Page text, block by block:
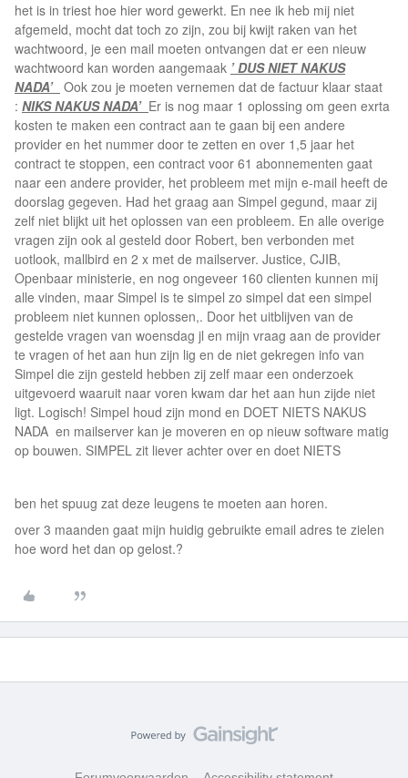
het is in triest hoe hier word gewerkt. En nee ik heb mij niet
afgemeld, mocht dat toch zo zijn, zou bij kwijt raken van het
wachtwoord, je een mail moeten ontvangen dat er een nieuw
wachtwoord kan worden aangemaak ’ DUS NIET NAKUS
NADA’ Ook zou je moeten vernemen dat de factuur klaar staat
: NIKS NAKUS NADA’ Er is nog maar 1 oplossing om geen exrta
kosten te maken een contract aan te gaan bij een andere
provider en het nummer door te zetten en over 1,5 jaar het
contract te stoppen, een contract voor 61 abonnementen gaat
naar een andere provider, het probleem met mijn e-mail heeft de
doorslag gegeven. Had het graag aan Simpel gegund, maar zij
zelf niet blijkt uit het oplossen van een probleem. En alle overige
vragen zijn ook al gesteld door Robert, ben verbonden met
uotlook, mallbird en 2 x met de mailserver. Justice, CJIB,
Openbaar ministerie, en nog ongeveer 160 clienten kunnen mij
alle vinden, maar Simpel is te simpel zo simpel dat een simpel
probleem niet kunnen oplossen,. Door het uitblijven van de
gestelde vragen van woensdag jl en mijn vraag aan de provider
te vragen of het aan hun zijn lig en de niet gekregen info van
Simpel die zijn gesteld hebben zij zelf maar een onderzoek
uitgevoerd waaruit naar voren kwam dar het aan hun zijde niet
ligt. Logisch! Simpel houd zijn mond en DOET NIETS NAKUS
NADA en mailserver kan je moveren en op nieuw software matig
op bouwen. SIMPEL zit liever achter over en doet NIETS
ben het spuug zat deze leugens te moeten aan horen.
over 3 maanden gaat mijn huidig gebruikte email adres te zielen
hoe word het dan op gelost.?